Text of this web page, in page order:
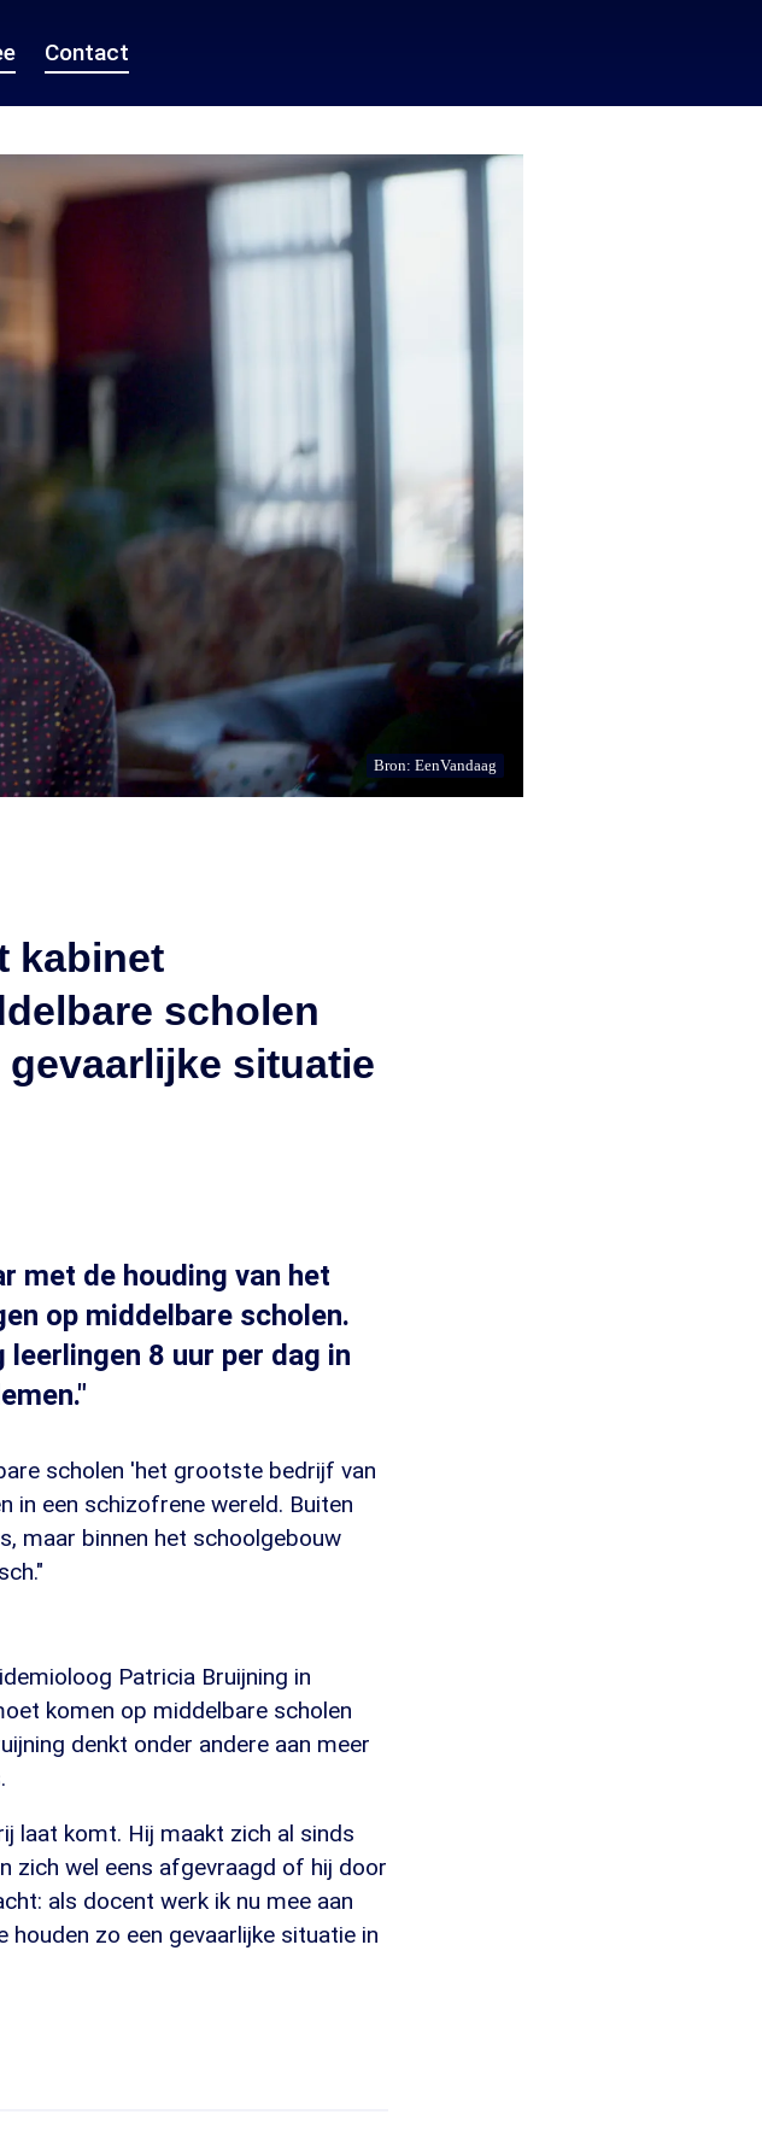
Contact
Bron: EenVandaag
kabinet
scholen
situatie
met de houding van het
op middelbare scholen.
8 uur per dag in
scholen 'het grootste bedrijf van
in een schizofrene wereld. Buiten
maar binnen het schoolgebouw
Patricia Bruijning in
komen op middelbare scholen
denkt onder andere aan meer
laat komt. Hij maakt zich al sinds
zich wel eens afgevraagd of hij door
als docent werk ik nu mee aan
zo een gevaarlijke situatie in